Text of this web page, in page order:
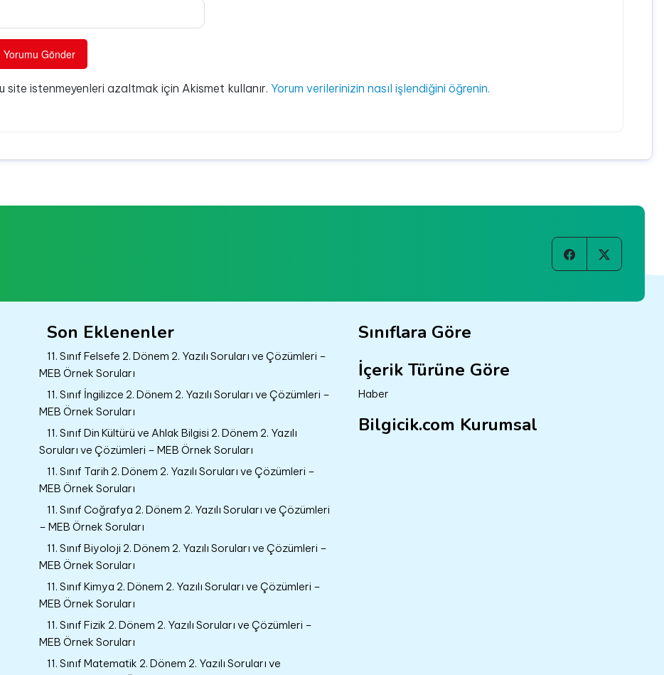
site istenmeyenleri azaltmak için Akismet kullanır. Yorum verilerinizin nasıl işlendiğini öğrenin.
Son Eklenenler
11. Sınıf Felsefe 2. Dönem 2. Yazılı Soruları ve Çözümleri –
MEB Örnek Soruları
11. Sınıf İngilizce 2. Dönem 2. Yazılı Soruları ve Çözümleri –
MEB Örnek Soruları
11. Sınıf Din Kültürü ve Ahlak Bilgisi 2. Dönem 2. Yazılı
Soruları ve Çözümleri – MEB Örnek Soruları
11. Sınıf Tarih 2. Dönem 2. Yazılı Soruları ve Çözümleri –
MEB Örnek Soruları
11. Sınıf Coğrafya 2. Dönem 2. Yazılı Soruları ve Çözümleri
– MEB Örnek Soruları
11. Sınıf Biyoloji 2. Dönem 2. Yazılı Soruları ve Çözümleri –
MEB Örnek Soruları
11. Sınıf Kimya 2. Dönem 2. Yazılı Soruları ve Çözümleri –
MEB Örnek Soruları
11. Sınıf Fizik 2. Dönem 2. Yazılı Soruları ve Çözümleri –
MEB Örnek Soruları
11. Sınıf Matematik 2. Dönem 2. Yazılı Soruları ve
Sınıflara Göre
İçerik Türüne Göre
Haber
Bilgicik.com Kurumsal